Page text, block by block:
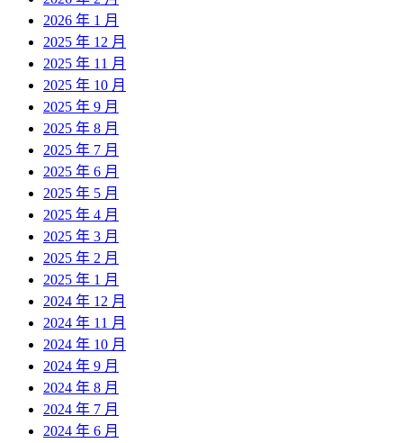
2026 年 1 月
2025 年 12 月
2025 年 11 月
2025 年 10 月
2025 年 9 月
2025 年 8 月
2025 年 7 月
2025 年 6 月
2025 年 5 月
2025 年 4 月
2025 年 3 月
2025 年 2 月
2025 年 1 月
2024 年 12 月
2024 年 11 月
2024 年 10 月
2024 年 9 月
2024 年 8 月
2024 年 7 月
2024 年 6 月